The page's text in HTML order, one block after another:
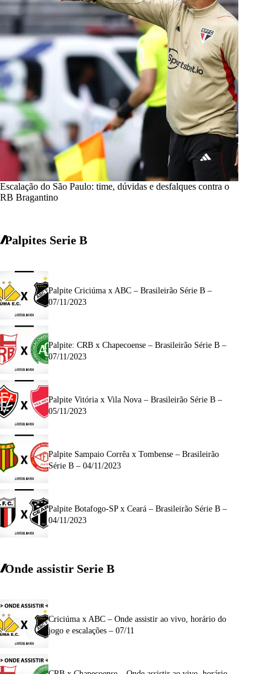
Escalação do São Paulo: time, dúvidas e desfalques contra o
RB Bragantino
Palpites Serie B
Palpite Criciúma x ABC – Brasileirão Série B –
07/11/2023
Palpite: CRB x Chapecoense – Brasileirão Série B –
07/11/2023
Palpite Vitória x Vila Nova – Brasileirão Série B –
05/11/2023
Palpite Sampaio Corrêa x Tombense – Brasileirão
Série B – 04/11/2023
Palpite Botafogo-SP x Ceará – Brasileirão Série B –
04/11/2023
Onde assistir Serie B
Criciúma x ABC – Onde assistir ao vivo, horário do
jogo e escalações – 07/11